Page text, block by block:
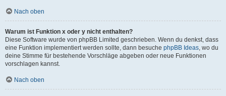
Nach oben
Warum ist Funktion x oder y nicht enthalten?
Diese Software wurde von phpBB Limited geschrieben. Wenn du denkst, dass
eine Funktion implementiert werden sollte, dann besuche phpBB Ideas, wo du
deine Stimme für bestehende Vorschläge abgeben oder neue Funktionen
vorschlagen kannst.
Nach oben